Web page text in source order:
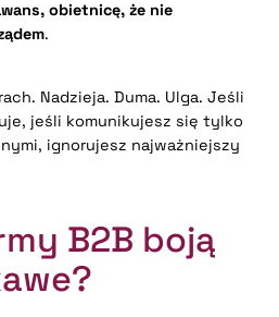
obietnicę, że nie
.
Nadzieja. Duma. Ulga. Jeśli
jeśli komunikujesz się tylko
ignorujesz najważniejszy
B2B boją